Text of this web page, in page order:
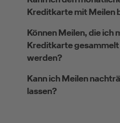
Kreditkarte mit Meilen
Können Meilen, die ich
Kreditkarte
werden?
Kann ich Meilen
lassen?